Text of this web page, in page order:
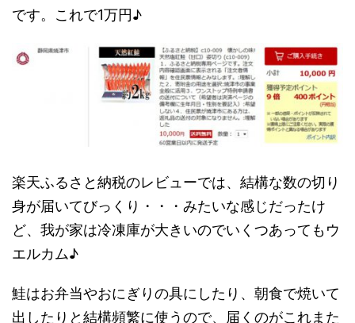
です。これで1万円♪
楽天ふるさと納税のレビューでは、結構な数の切り
身が届いてびっくり・・・みたいな感じだったけ
ど、我が家は冷凍庫が大きいのでいくつあってもウ
エルカム♪
鮭はお弁当やおにぎりの具にしたり、朝食で焼いて
出したりと結構頻繁に使うので、届くのがこれまた